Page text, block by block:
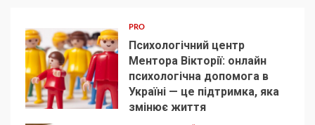
1
PRO
Психологічний центр
Ментора Вікторії: онлайн
психологічна допомога в
Україні — це підтримка, яка
змінює життя